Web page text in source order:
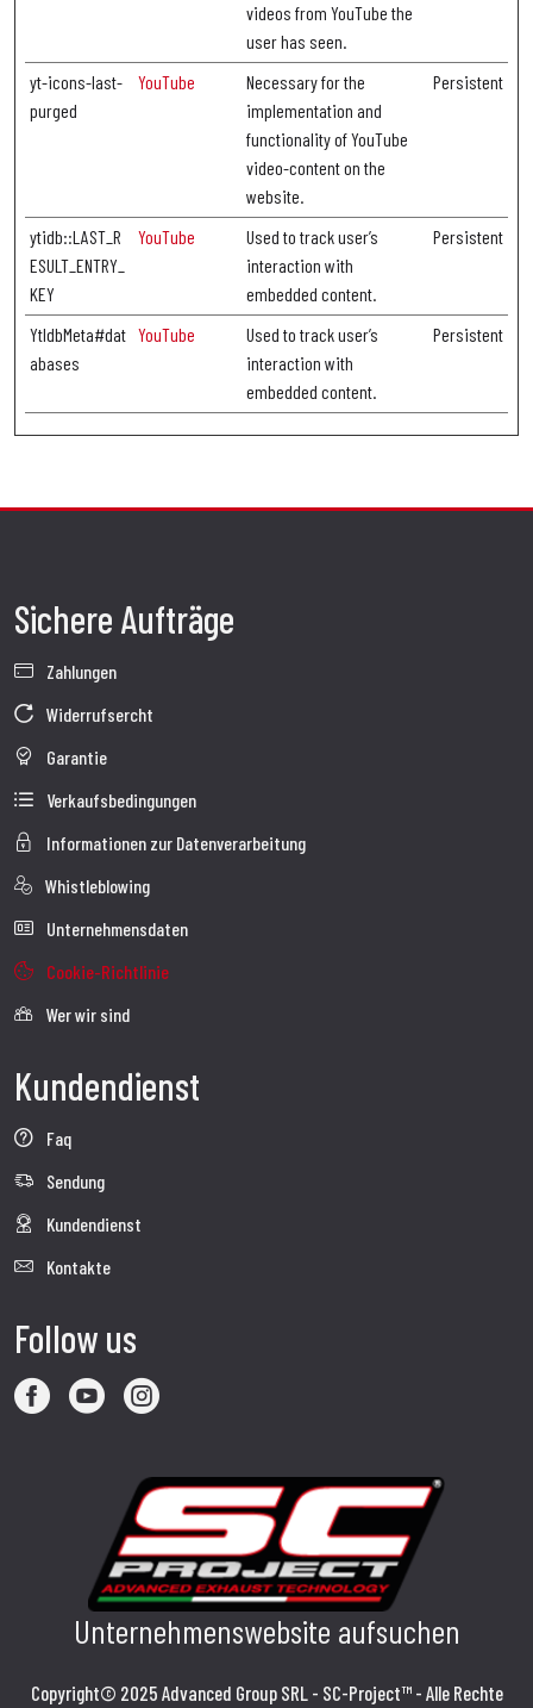
videos from YouTube the
user has seen.
yt-icons-last-
purged
YouTube
Necessary for the
implementation and
functionality of YouTube
video-content on the
website.
Persistent
ytidb::LAST_R
ESULT_ENTRY_
KEY
YouTube
Used to track user’s
interaction with
embedded content.
Persistent
YtIdbMeta#dat
abases
YouTube
Used to track user’s
interaction with
embedded content.
Persistent
Sichere Aufträge
Zahlungen
Widerrufsercht
Garantie
Verkaufsbedingungen
Informationen zur Datenverarbeitung
Whistleblowing
Unternehmensdaten
Cookie-Richtlinie
Wer wir sind
Kundendienst
Faq
Sendung
Kundendienst
Kontakte
Follow us
Unternehmenswebsite aufsuchen
Copyright© 2025 Advanced Group SRL - SC-Project™ - Alle Rechte